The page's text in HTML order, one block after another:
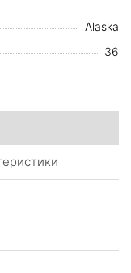
Alaska
36